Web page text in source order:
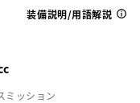
装備説明/用語解説
ミッション